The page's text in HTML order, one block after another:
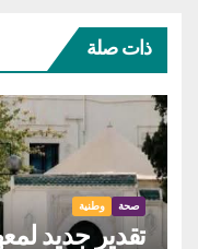
ذات صلة
صحة وطنية
تقدير جديد